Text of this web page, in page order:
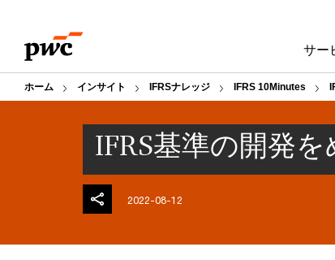
content
footer
サー
ホーム インサイト IFRSナレッジ IFRS 10Minutes
IFRS基準の開発
2022-08-12